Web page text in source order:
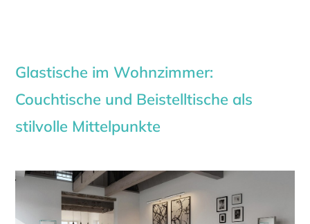
Glastische im Wohnzimmer:
Couchtische und Beistelltische als
stilvolle Mittelpunkte